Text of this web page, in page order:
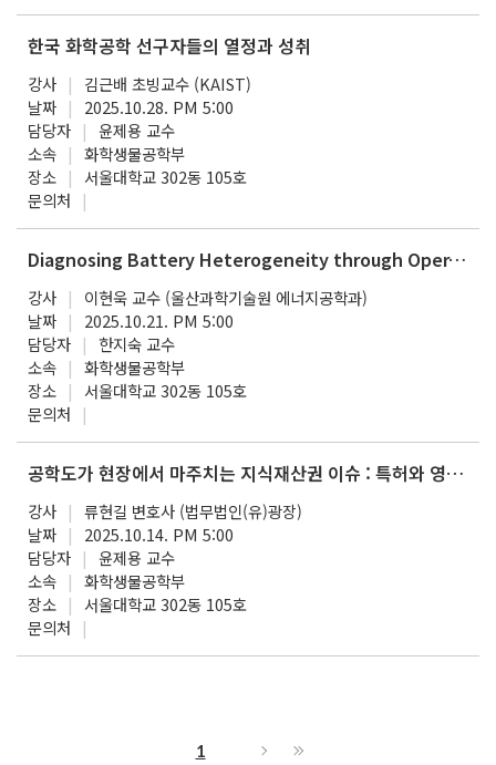
한국 화학공학 선구자들의 열정과 성취
강사
김근배 초빙교수 (KAIST)
날짜
2025.10.28. PM 5:00
담당자
윤제용 교수
소속
화학생물공학부
장소
서울대학교 302동 105호
문의처
Diagnosing Battery Heterogeneity through Operando and Multiscale Observations
강사
이현욱 교수 (울산과학기술원 에너지공학과)
날짜
2025.10.21. PM 5:00
담당자
한지숙 교수
소속
화학생물공학부
장소
서울대학교 302동 105호
문의처
공학도가 현장에서 마주치는 지식재산권 이슈 : 특허와 영업비밀을 중심으로
강사
류현길 변호사 (법무법인(유)광장)
날짜
2025.10.14. PM 5:00
담당자
윤제용 교수
소속
화학생물공학부
장소
서울대학교 302동 105호
문의처
1